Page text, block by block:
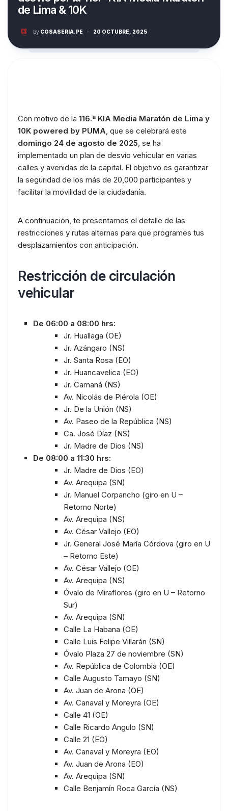
de Lima & 10K
by COSASERIA.PE · 20 OCTUBRE, 2025
Con motivo de la 116.ª KIA Media Maratón de Lima y
10K powered by PUMA, que se celebrará este
domingo 24 de agosto de 2025, se ha
implementado un plan de desvío vehicular en varias
calles y avenidas de la capital. El objetivo es garantizar
la seguridad de los más de 20,000 participantes y
facilitar la movilidad de la ciudadanía.
A continuación, te presentamos el detalle de las
restricciones y rutas alternas para que programes tus
desplazamientos con anticipación.
Restricción de circulación
vehicular
De 06:00 a 08:00 hrs:
Jr. Huallaga (OE)
Jr. Azángaro (NS)
Jr. Santa Rosa (EO)
Jr. Huancavelica (EO)
Jr. Camaná (NS)
Av. Nicolás de Piérola (OE)
Jr. De la Unión (NS)
Av. Paseo de la República (NS)
Ca. José Díaz (NS)
Jr. Madre de Dios (NS)
De 08:00 a 11:30 hrs:
Jr. Madre de Dios (EO)
Av. Arequipa (SN)
Jr. Manuel Corpancho (giro en U –
Retorno Norte)
Av. Arequipa (NS)
Av. César Vallejo (EO)
Jr. General José María Córdova (giro en U
– Retorno Este)
Av. César Vallejo (OE)
Av. Arequipa (NS)
Óvalo de Miraflores (giro en U – Retorno
Sur)
Av. Arequipa (SN)
Calle La Habana (OE)
Calle Luis Felipe Villarán (SN)
Óvalo Plaza 27 de noviembre (SN)
Av. República de Colombia (OE)
Calle Augusto Tamayo (SN)
Av. Juan de Arona (OE)
Av. Canaval y Moreyra (OE)
Calle 41 (OE)
Calle Ricardo Angulo (SN)
Calle 21 (EO)
Av. Canaval y Moreyra (EO)
Av. Juan de Arona (EO)
Av. Arequipa (SN)
Calle Benjamín Roca García (NS)